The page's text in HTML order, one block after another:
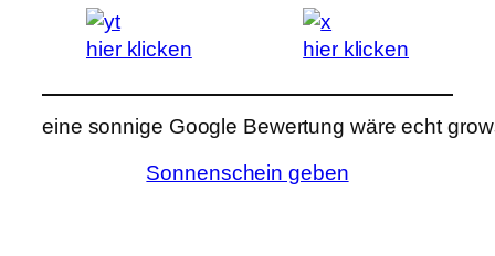
hier klicken hier klicken
eine sonnige Google Bewertung wäre echt
Sonnenschein geben